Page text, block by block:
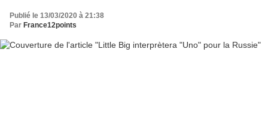
Publié le 13/03/2020 à 21:38
Par France12points